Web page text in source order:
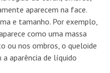
aparecem na face.
e tamanho. Por exemplo,
como uma massa
ou nos ombros, o queloide
aparência de líquido